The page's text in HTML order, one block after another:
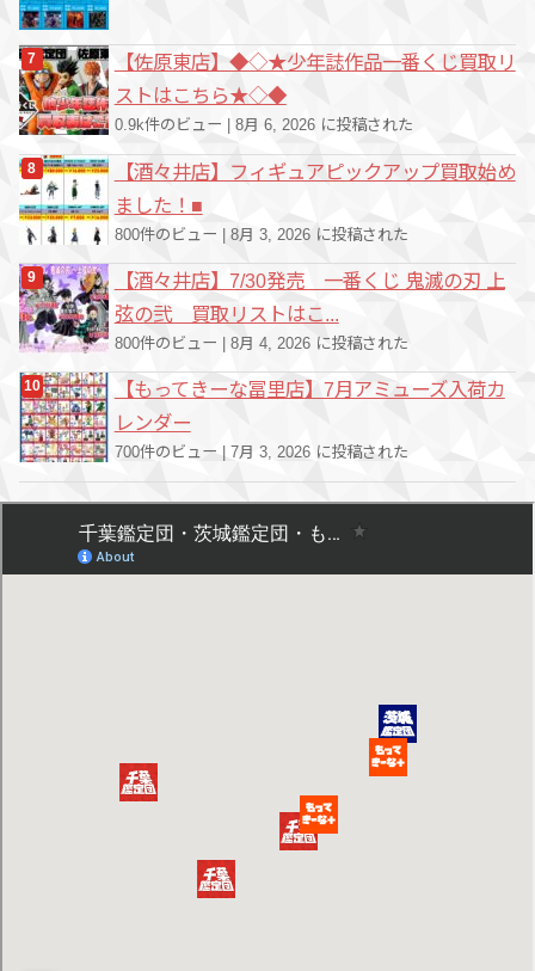
【佐原東店】◆◇★少年誌作品一番くじ買取リ
ストはこちら★◇◆
0.9k件のビュー 8月 6, 2026 に投稿された
【酒々井店】フィギュアピックアップ買取始め
ました！■
800件のビュー | 8月 3, 2026 に投稿された
【酒々井店】7/30発売 一番くじ 鬼滅の刃 上
弦の弐 買取リストはこ...
800件のビュー 8月 4, 2026 に投稿された
【もってきーな冨里店】7月アミューズ入荷カ
レンダー
700件のビュー 7月 3, 2026 に投稿された